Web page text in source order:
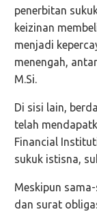
penerbitan
keizinan
menjadi
menengah,
M.Si.
Di sisi lain,
telah
Financial
sukuk istisna,
Meskipun
dan surat